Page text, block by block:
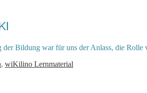
der Bildung war für uns der Anlass, die
, wiKilino Lernmaterial